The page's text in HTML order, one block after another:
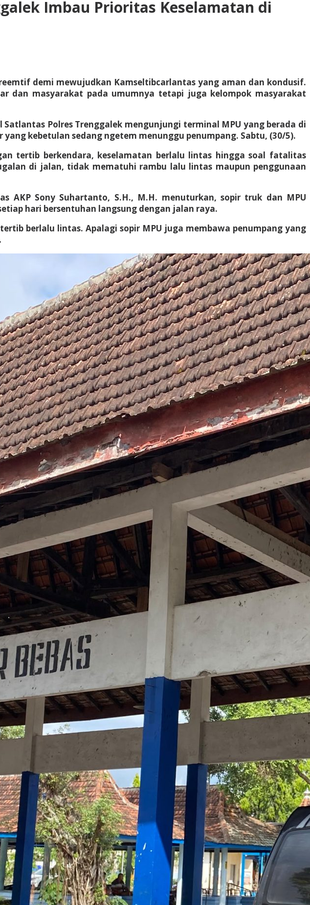
Imbau Prioritas Keselamatan di
demi mewujudkan Kamseltibcarlantas yang aman dan kondusif.
dan masyarakat pada umumnya tetapi juga kelompok masyarakat
Polres Trenggalek mengunjungi terminal MPU yang berada di
kebetulan sedang ngetem menunggu penumpang. Sabtu, (30/5).
tertib berkendara, keselamatan berlalu lintas hingga soal fatalitas
di jalan, tidak mematuhi rambu lalu lintas maupun penggunaan
AKP Sony Suhartanto, S.H., M.H. menuturkan, sopir truk dan MPU
hari bersentuhan langsung dengan jalan raya.
berlalu lintas. Apalagi sopir MPU juga membawa penumpang yang